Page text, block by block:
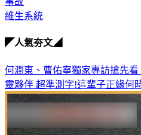
維生系統
◤人氣夯文◢
何潤東、曹佑寧獨家專訪搶先看
靈夥伴 超準測字!這輩子正緣何